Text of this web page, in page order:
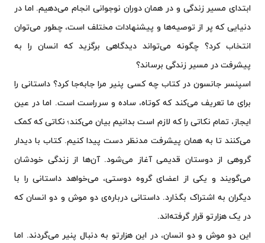
ابتدای مسیر زندگی و در همان دوران نوجوانی انجام می‌دهیم. اما در
دنیایی که پر از توصیه‌ها و پیشنهادات مختلف است، چطور می‌توان
انتخاب کرد؟ چگونه می‌تواند دیدگاهی برگزید که انسان را به
پیشرفت در مسیر زندگی برساند؟
اسپنسر جانسون در کتاب چه کسی پنیر مرا جابه‌جا کرد؟ داستانی را
برای ما تعریف می‌کند که کوتاه، ساده و سرراست است. اما در عین
ایجاز، تمام نکاتی را که لازم است بدانیم بیان می‌کند؛ نکاتی که کمک
می‌کنند تا به همان پیشرفت مدنظر دست پیدا کنیم. کتاب با دیدار
گروهی از دوستان قدیمی آغاز می‌شود. آن‌ها از زندگی خودشان
می‌گویند و یکی از اعضای گروه دوستی، می‌خواهد داستانی را با
دیگران به اشتراک بگذارد. داستانی درباره‌ی دو موش و دو انسان که
در یک هزارتو قرار گرفته‌اند.
این دو موش و دو انسان، در این هزارتو به دنبال پنیر می‌گردند. اما